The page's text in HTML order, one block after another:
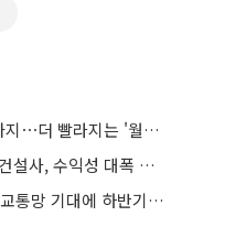
전세 35% 줄었는데 세금 압박까지⋯더 빨라지는 '월세화'
'고원가 터널' 끝 보인다…대형 건설사, 수익성 대폭 개선
부울경 메가시티 논의 본격화⋯교통망 기대에 하반기 분양시장 '주목'